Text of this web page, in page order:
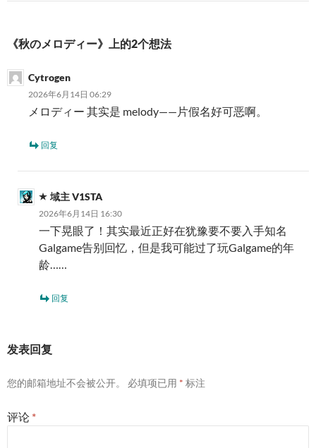
《秋のメロディー》上的2个想法
Cytrogen
2026年6月14日 06:29
メロディー 其实是 melody——片假名好可恶啊。
回复
域主 V1STA
2026年6月14日 16:30
一下晃眼了！其实最近正好在犹豫要不要入手知名
Galgame告别回忆，但是我可能过了玩Galgame的年
龄……
回复
发表回复
您的邮箱地址不会被公开。 必填项已用 * 标注
评论 *